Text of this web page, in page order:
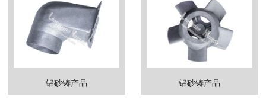
铝砂铸产品 铝砂铸产品